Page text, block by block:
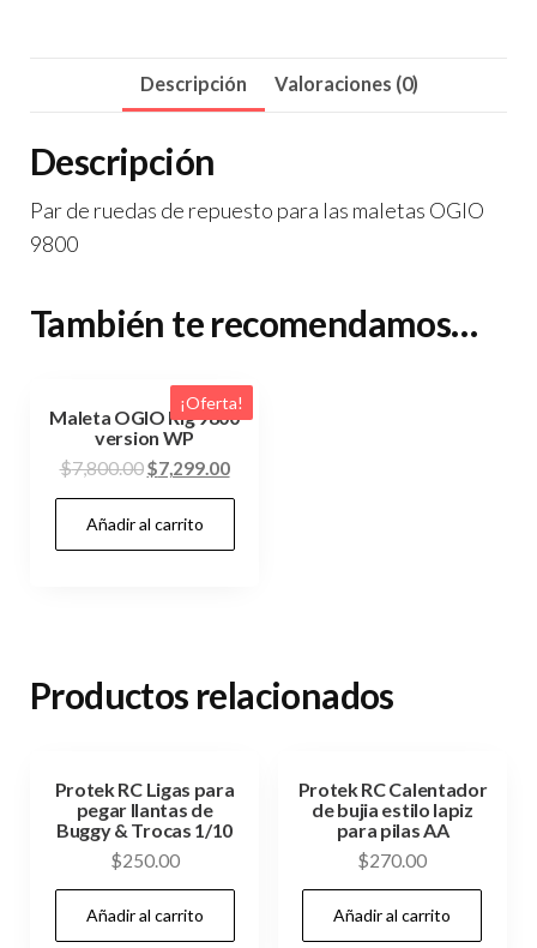
cantidad
Descripción Valoraciones (0)
Descripción
Par de ruedas de repuesto para las maletas OGIO
9800
También te recomendamos…
¡Oferta!
Maleta OGIO Rig 9800
version WP
$7,800.00El
precio
original
era:
$7,299.00El
precio
es:
Añadir al carrito
Productos relacionados
Protek RC Ligas para
pegar llantas de
Buggy & Trocas 1/10
$250.00
Añadir al carrito
Protek RC Calentador
de bujia estilo lapiz
para pilas AA
$270.00
Añadir al carrito